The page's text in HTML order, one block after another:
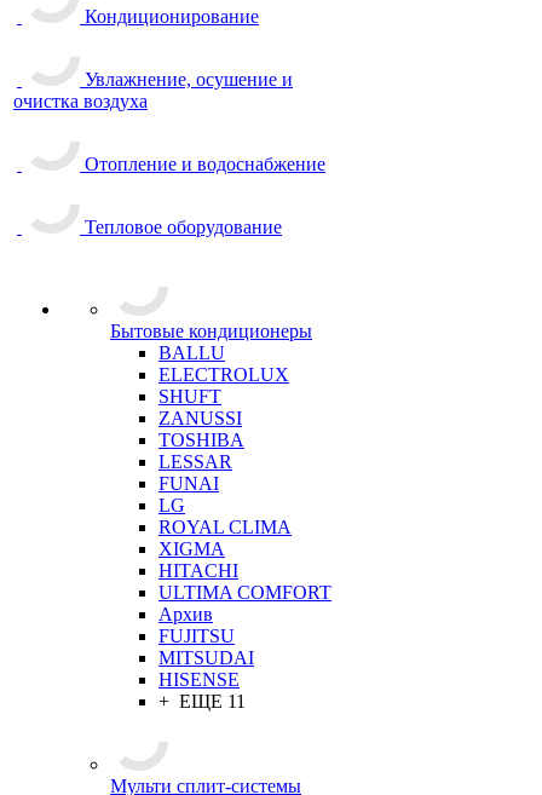
Кондиционирование
Увлажнение, осушение и
очистка воздуха
Отопление и водоснабжение
Тепловое оборудование
Бытовые кондиционеры
BALLU
ELECTROLUX
SHUFT
ZANUSSI
TOSHIBA
LESSAR
FUNAI
LG
ROYAL CLIMA
XIGMA
HITACHI
ULTIMA COMFORT
Архив
FUJITSU
MITSUDAI
HISENSE
+ ЕЩЕ 11
Мульти сплит-системы